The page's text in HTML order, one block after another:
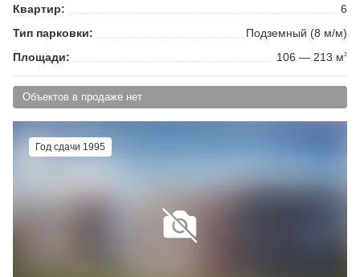
Квартир:
6
Тип парковки:
Подземный (8 м/м)
Площади:
106 — 213 м2
Объектов в продаже нет
Год сдачи 1995